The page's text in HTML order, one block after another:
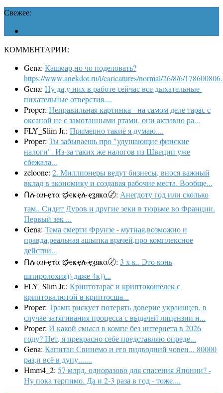
Свежее:
КОММЕНТАРИИ:
Gena: Кашмар,но чо поделовать?
https://www.anekdot.ru/i/caricatures/normal/26/8/6/
Gena: Ну да,у них в работе сейчас все дыхательные-
пихательные отверстия....
Proper: Неправильная картинка - на самом деле тарас с
оксаной не с замотанными ртами, они активно ра...
FLY_Slim Jr.: Примерно такие я думаю....
Proper: Ты забываешь про "удушающие финские
налоги". Из-за таких же налогов из Швеции уже
сбежала...
zeloone: 2. Миллионеры ведут бизнесы, внося важный
вклад в экономику и создавая рабочие места. Вообще...
Ոሉαዙҿτα ಭҿҝҿሉҿʓяҝα〄: Анегдоту год или сколько
там.. Сидит Дуров и другие зеки в тюрьме во Франции.
Первый зек ...
Gena: Тема смерти Фрунзе - мутная,возможно и
правда,реальная ашыпка врачей,про комплексное
действи...
Ոሉαዙҿτα ಭҿҝҿሉҿʓяҝα〄: 3 х к.. Это конь
шпиролохия)) даже 4к))...
FLY_Slim Jr.: Криптотарас и криптокошелек с
криптовалютой в криптосша...
Proper: Трамп рискует потерять доверие украинцев, в
случае затягивания процесса с выдачей лицензии н...
Proper: И какой смысл в компе без интернета в 2026
году? Нет, я прекрасно себе представляю опреде...
Gena: Капитан Свинемо и его пидводний човен... 80000
раз,и всё в дупу.......
Hmm4_2: 57 млрд. одноразово для спасения Японии? -
Ну пока терпимо. Да и 2-3 раза в год - тоже....